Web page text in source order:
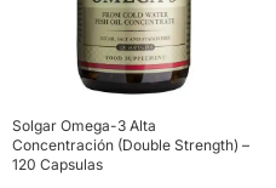
Solgar Omega-3 Alta
Concentración (Double Strength) –
120 Capsulas